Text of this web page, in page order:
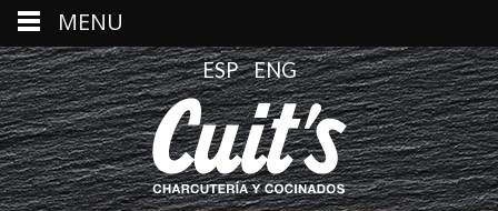
ESP ENG
MENU